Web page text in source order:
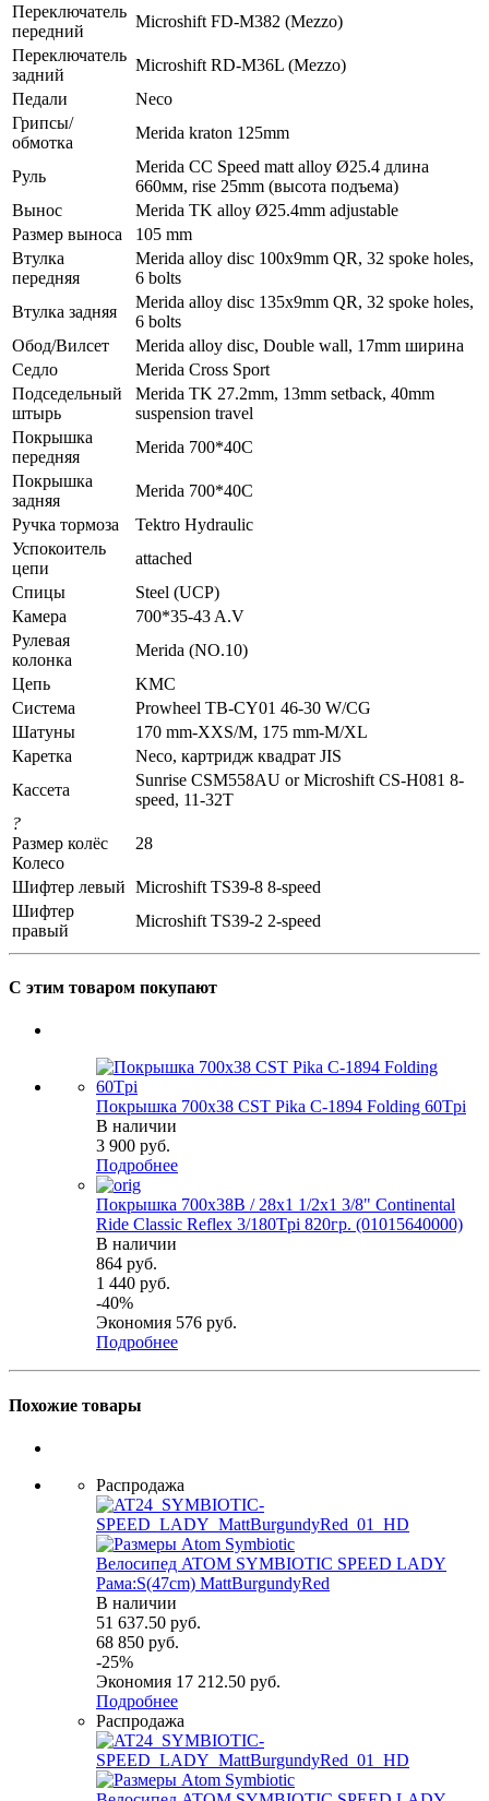
Переключатель
передний
Microshift FD-M382 (Mezzo)
Переключатель
задний
Microshift RD-M36L (Mezzo)
Педали
Neco
Грипсы/
обмотка
Merida kraton 125mm
Руль
Merida CC Speed matt alloy Ø25.4 длина
660мм, rise 25mm (высота подъема)
Вынос
Merida TK alloy Ø25.4mm adjustable
Размер выноса
105 mm
Втулка
передняя
Merida alloy disc 100x9mm QR, 32 spoke holes,
6 bolts
Втулка задняя
Merida alloy disc 135x9mm QR, 32 spoke holes,
6 bolts
Обод/Вилсет
Merida alloy disc, Double wall, 17mm ширина
Седло
Merida Cross Sport
Подседельный
штырь
Merida TK 27.2mm, 13mm setback, 40mm
suspension travel
Покрышка
передняя
Merida 700*40C
Покрышка
задняя
Merida 700*40C
Ручка тормоза
Tektro Hydraulic
Успокоитель
цепи
attached
Спицы
Steel (UCP)
Камера
700*35-43 A.V
Рулевая
колонка
Merida (NO.10)
Цепь
KMC
Система
Prowheel TB-CY01 46-30 W/CG
Шатуны
170 mm-XXS/M, 175 mm-M/XL
Каретка
Neco, картридж квадрат JIS
Кассета
Sunrise CSM558AU or Microshift CS-H081 8-
speed, 11-32T
?
Размер колёс
Колесо
28
Шифтер левый Microshift TS39-8 8-speed
Шифтер
правый
Microshift TS39-2 2-speed
С этим товаром покупают
Покрышка 700x38 CST Pika C-1894 Folding 60Tpi
В наличии
3 900 руб.
Подробнее
Покрышка 700x38B / 28x1 1/2х1 3/8" Continental
Ride Classic Reflex 3/180Tpi 820гр. (01015640000)
В наличии
864 руб.
1 440 руб.
-40%
Экономия 576 руб.
Подробнее
Похожие товары
Распродажа
Велосипед ATOM SYMBIOTIC SPEED LADY
Рама:S(47cm) MattBurgundyRed
В наличии
51 637.50 руб.
68 850 руб.
-25%
Экономия 17 212.50 руб.
Подробнее
Распродажа